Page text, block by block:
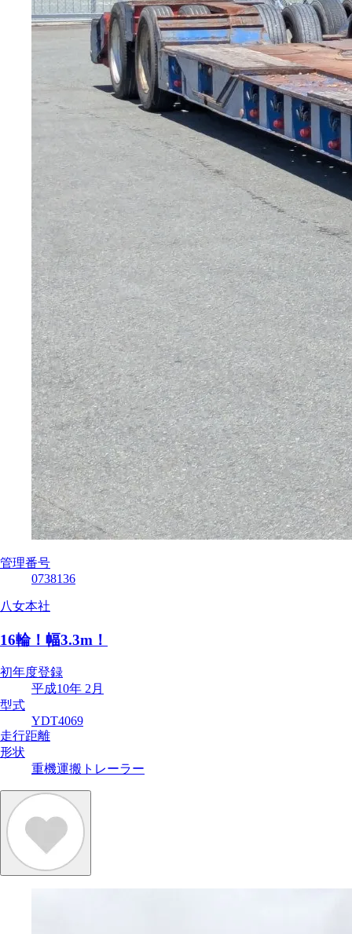
管理番号
0738136
八女本社
16輪！幅3.3m！
初年度登録
平成10年 2月
型式
YDT4069
走行距離
形状
重機運搬トレーラー